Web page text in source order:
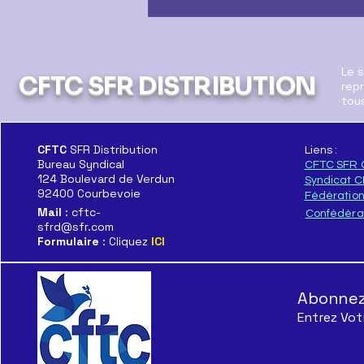
Le Démantèlement c'est
CFTC SFR DISTRIBUTION
Le
CFTC SFR Distribution
Bureau Syndical
124 Boulevard de Verdun
92400 Courbevoie
Mail : cftc-
sfrd@sfr.com
Formulaire : Cliquez ICI
Liens :
CFTC SFR
Syndicat
Fédération
Entrez